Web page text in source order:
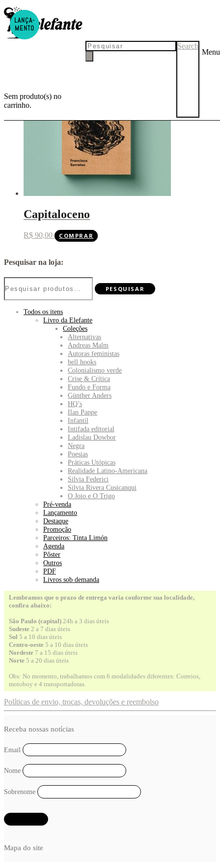
Sem produto(s) no
carrinho.
Search
Menu
capitaloceno
LANÇA-
MENTO
Capitaloceno
R$ 90,00 COMPRAR
Pesquisar na loja:
Pesquisar
por:
PESQUISAR
Todos os itens
Livro da Elefante
Coleções
Alternativas
Andreas Malm
Autoras feministas
bell hooks
Colonialismo verde
Crise & Crítica
Fundo e Forma
Günther Anders
HQ’s
Ilan Pappe
Infantil
Intifada editorial
Ladislau Dowbor
Negra
Poesias
Práticas Utópicas
Realidade Latino-Americana
Silvia Federici
Silvia Rivera Cusicanqui
O Joio e O Trigo
Pré-venda
Lançamento
Destaque
Promoção
Parceiros: Tinta Limón
Agenda
Pôster
Outros
PDF
Livros sob demanda
Lembramos que o prazo de entrega varia conforme sua localidade,
confira abaixo:
São Paulo (capital) 24h a 3 dias úteis
Sudeste 2 a 7 dias úteis
Sul 5 a 10 dias úteis
Centro-oeste 5 a 10 dias úteis
Nordeste 7 a 15 dias úteis
Norte 5 a 20 dias úteis
Obs: No momento, trabalhamos com 6 modalidades diferentes: Correios,
motoboy e 4 transportadoras.
Políticas de envio, trocas, devoluções e reembolso
Mapa do site
Receba nossas notícias
Email
Nome
Sobrenome